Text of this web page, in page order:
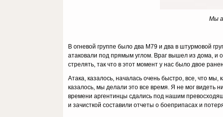
Мы
В огневой группе было два M79 и два в штурмовой
атаковали под прямым углом. Враг вышел из дома, и
стрелять, так что в этот момент у нас было двое
Атака, казалось, началась очень быстро, все, что
казалось, мы делали это все время. Я не мог видеть
времени аргентинцы сдались под нашим
и зачисткой составили отчеты о боеприпасах и